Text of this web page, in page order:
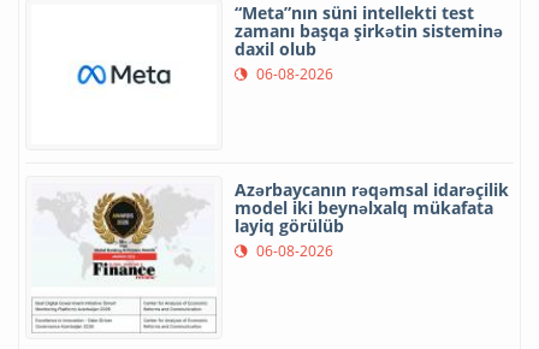
“Meta”nın süni intellekti test
zamanı başqa şirkətin sisteminə
daxil olub
06-08-2026
Azərbaycanın rəqəmsal idarəçilik
model iki beynəlxalq mükafata
layiq görülüb
06-08-2026